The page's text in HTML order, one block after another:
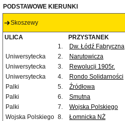
PODSTAWOWE KIERUNKI
Skoszewy
ULICA PRZYSTANEK
1.
Dw. Łódź Fabryczna
Uniwersytecka
2. Narutowicza
Uniwersytecka
3. Rewolucji 1905r.
Uniwersytecka
4. Rondo Solidarności
Palki
5. Źródłowa
Palki
6. Smutna
Palki
7. Wojska Polskiego
Wojska Polskiego 8. Łomnicka NŻ